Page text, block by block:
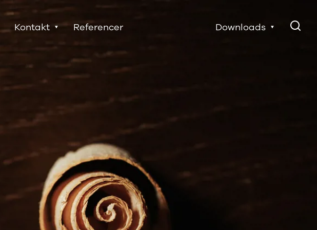
Kontakt Referencer Downloads
STENSTRUP
brugervejledninger
Certifikater
Monteringsvejledninger
Logofiler